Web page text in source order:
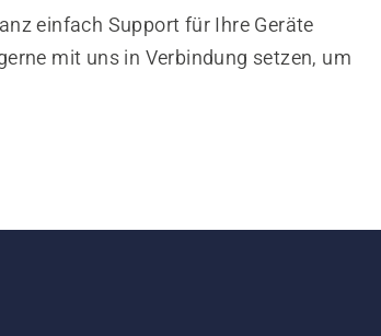
einfach Support für Ihre Geräte
mit uns in Verbindung setzen, um